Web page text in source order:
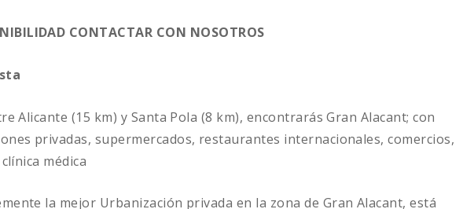
CONTACTAR CON NOSOTROS
Alicante (15 km) y Santa Pola (8 km), encontrarás Gran Alacant; con
privadas, supermercados, restaurantes internacionales, comercios,
médica
la mejor Urbanización privada en la zona de Gran Alacant, está